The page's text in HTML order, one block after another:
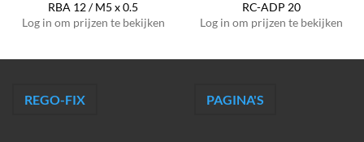
RBA 12 / M5 x 0.5
Log in om prijzen te bekijken
RC-ADP 20
Log in om prijzen te bekijken
REGO-FIX PAGINA'S